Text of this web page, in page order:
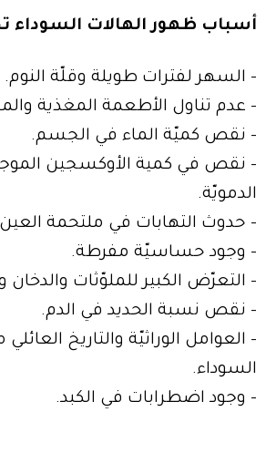
أسباب ظهور الهالات السوداء
- السهر لفترات طويلة وقلّة النوم.
- عدم تناول الأطعمة المغذية
- نقص كميّة الماء في الجسم.
- نقص في كمية الأوكسجين
الدمويّة.
- حدوث التهابات في ملتحمة
- وجود حساسيّة مفرطة.
- التعرّض الكبير للملوّثات والدخان
- نقص نسبة الحديد في الدم.
- العوامل الوراثيّة والتاريخ
السوداء.
- وجود اضطرابات في الكبد.